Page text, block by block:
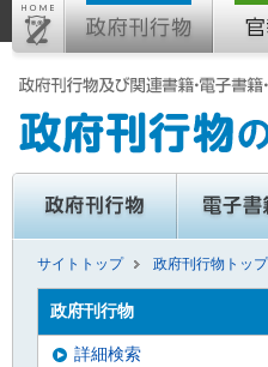
サイトトップ 政府刊行物トップ
政府刊行物
詳細検索